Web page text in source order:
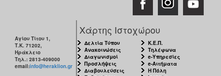
Αγίου Τίτου 1,
Τ.Κ. 71202,
Ηράκλειο
Τηλ.: 2813-409000
email:info@heraklion.gr
Χάρτης Ιστοχώρου
Δελτία Τύπου
Ανακοινώσεις
Διαγωνισμοί
Προσλήψεις
Διαβουλεύσεις
Κ.Ε.Π.
Τηλέφωνα
e-Υπηρεσίες
e-Αιτήματα
Η Πόλη